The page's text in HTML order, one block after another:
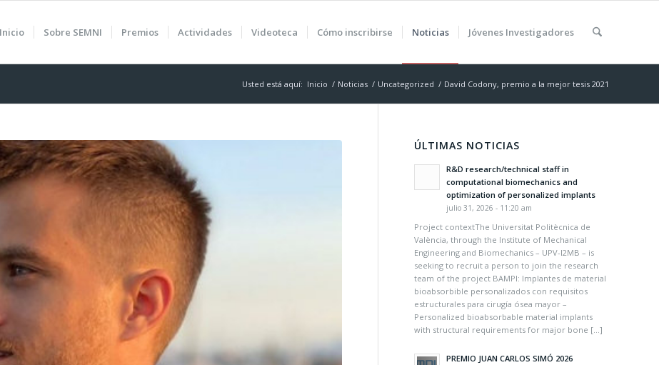
Inicio Sobre SEMNI Premios Actividades Videoteca Cómo inscribirse Noticias Jóvenes Investigadores
Usted está aquí: Inicio / Noticias / Uncategorized / David Codony, premio a la mejor tesis 2021
ÚLTIMAS NOTICIAS
R&D research/technical staff in
computational biomechanics and
optimization of personalized implants
julio 31, 2026 - 11:20 am
Project contextThe Universitat Politècnica de
València, through the Institute of Mechanical
Engineering and Biomechanics – UPV-I2MB – is
seeking to recruit a person to join the research
team of the project BAMPI: Implantes de material
bioabsorbible personalizados con requisitos
estructurales para cirugía ósea mayor –
Personalized bioabsorbable material implants
with structural requirements for major bone […]
PREMIO JUAN CARLOS SIMÓ 2026